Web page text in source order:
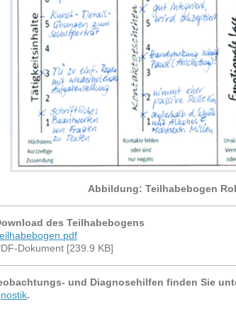
Abbildung: Teilhabebogen
des Teilhabebogens
Dokument [239.9 KB]
und Diagnosehilfen finden Sie
.